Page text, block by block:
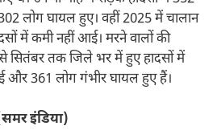
लोग घायल हुए। वहीं 2025 में चालान
में कमी नहीं आई। मरने वालों की
सितंबर तक जिले भर में हुए हादसों में
और 361 लोग गंभीर घायल हुए हैं।
इंडिया)